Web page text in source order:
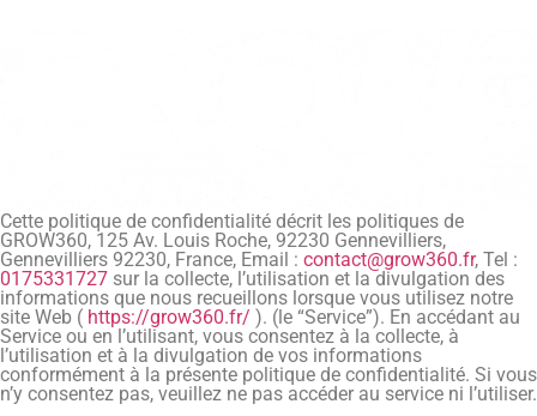
Cette politique de confidentialité décrit les politiques de
GROW360, 125 Av. Louis Roche, 92230 Gennevilliers,
Gennevilliers 92230, France, Email : contact@grow360.fr, Tel :
0175331727 sur la collecte, l’utilisation et la divulgation des
informations que nous recueillons lorsque vous utilisez notre
site Web ( https://grow360.fr/ ). (le “Service”). En accédant au
Service ou en l’utilisant, vous consentez à la collecte, à
l’utilisation et à la divulgation de vos informations
conformément à la présente politique de confidentialité. Si vous
n’y consentez pas, veuillez ne pas accéder au service ni l’utiliser.